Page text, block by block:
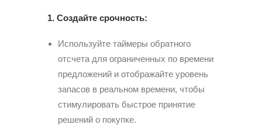
1. Создайте срочность:
Используйте таймеры обратного
отсчета для ограниченных по времени
предложений и отображайте уровень
запасов в реальном времени, чтобы
стимулировать быстрое принятие
решений о покупке.